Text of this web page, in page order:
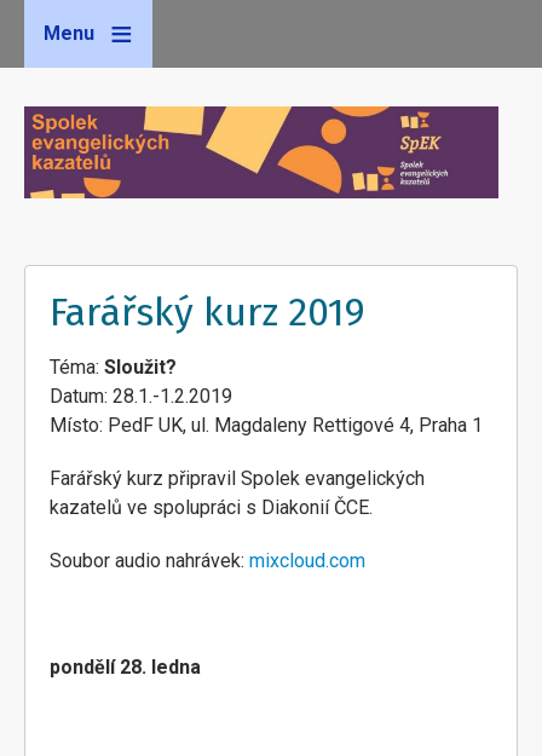
Menu
Farářský kurz 2019
Téma: Sloužit?
Datum: 28.1.-1.2.2019
Místo: PedF UK, ul. Magdaleny Rettigové 4, Praha 1
Farářský kurz připravil Spolek evangelických
kazatelů ve spolupráci s Diakonií ČCE.
Soubor audio nahrávek: mixcloud.com
pondělí 28. ledna